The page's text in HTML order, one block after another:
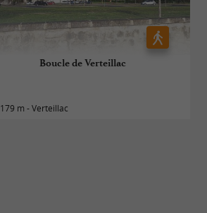
Boucle de Verteillac
179 m - Verteillac